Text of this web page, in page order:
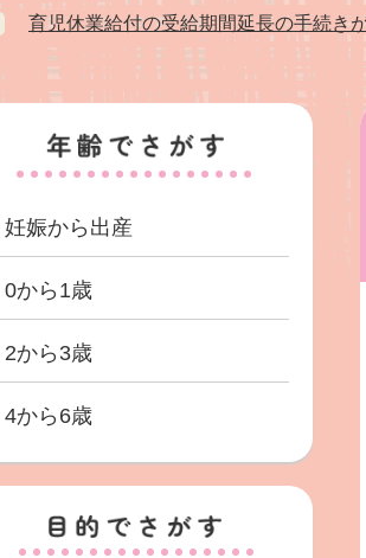
育児休業給付の受給期間延長の手続き
妊娠から出産
0から1歳
2から3歳
4から6歳